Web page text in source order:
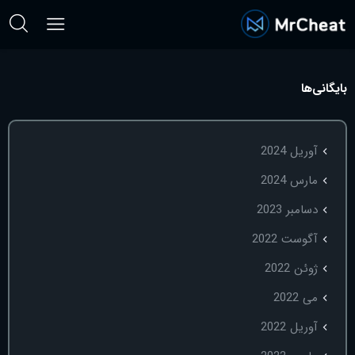
بایگانی‌ها
آوریل 2024
مارس 2024
دسامبر 2023
آگوست 2022
ژوئن 2022
می 2022
آوریل 2022